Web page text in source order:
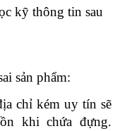
kỹ thông tin sau
sản phẩm:
chỉ kém uy tín sẽ
khi chứa đựng.